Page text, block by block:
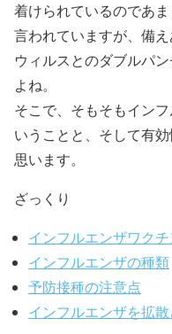
着けられているのであ
言われていますが、備
ウィルスとのダブルパ
よね。
そこで、そもそもイン
いうことと、そして有
思います。
ざっくり
インフルエンザワクチ
インフルエンザの種類
予防接種の注意点
インフルエンザを拡